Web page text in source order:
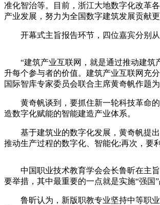
准化智治等。目前，浙江大地数字化改革
产业发展，努力为全国数字建筑发展贡献更
开幕式主旨报告环节，四位嘉宾分别从
“建筑产业互联网，就是通过推动建筑产
升每个参与者的价值。建筑产业互联网充
国际智库专家委员会联合主席黄奇帆作题
黄奇帆谈到，要抓住新一轮科技革命的
造数字化赋能的智能建造产业体系。
基于建筑业的数字化发展，黄奇帆提出
推动生产过程的数字化、智能化;再次，要
中国职业技术教育学会会长鲁昕在主旨
要举措，其中最重要的一点就是实施“强国
鲁昕认为，新版职教专业坚持中等职业